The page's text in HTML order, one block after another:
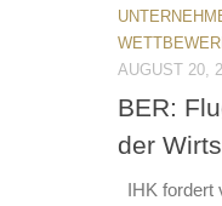
AUGUST 20,
BER:
der
IHK fordert